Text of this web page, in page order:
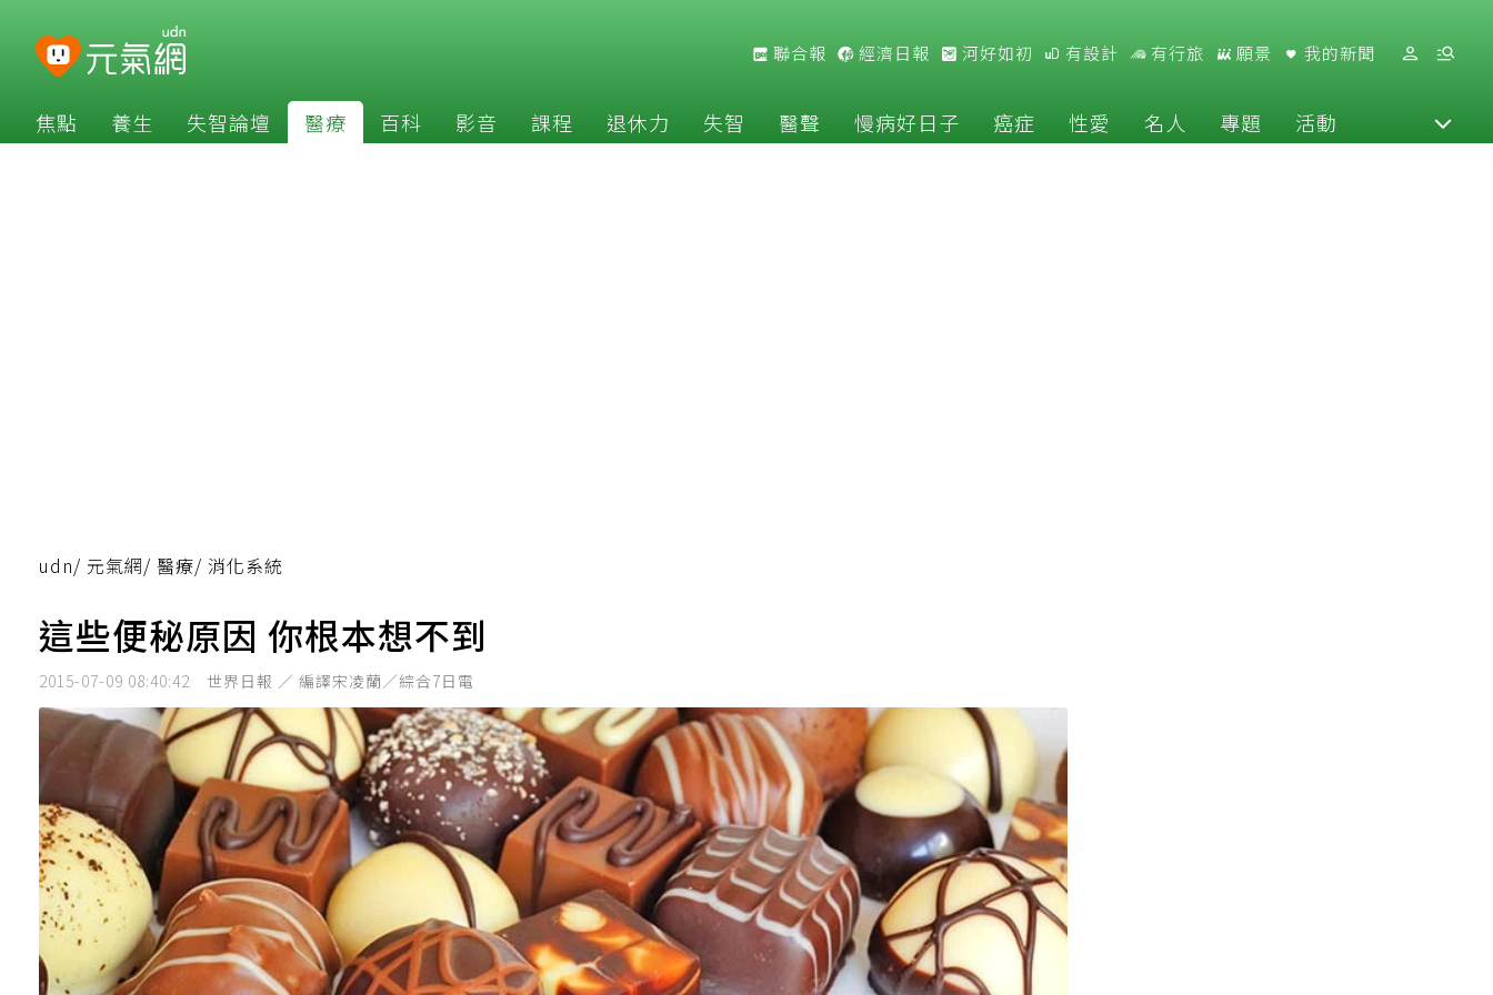
聯合報 經濟日報 河好如初 有設計 有行旅 願景 我的新聞
焦點 養生 失智論壇 醫療 百科 影音 課程 退休力 失智 醫聲 慢病好日子 癌症 性愛 名人 專題 活動
udn/ 元氣網/ 醫療/ 消化系統
這些便秘原因 你根本想不到
2015-07-09 08:40:42 世界日報 ／ 編譯宋凌蘭／綜合7日電